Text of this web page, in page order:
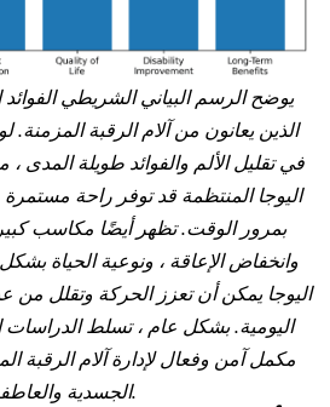
يوضح الرسم البياني الشريطي الفوائد
الذين يعانون من آلام الرقبة
في تقليل الألم والفوائد طويلة المدى
اليوجا المنتظمة قد توفر راحة
بمرور الوقت. تظهر أيضًا مكاسب
وانخفاض الإعاقة ، ونوعية الحياة
اليوجا يمكن أن تعزز الحركة وتقلل من
اليومية. بشكل عام ، تسلط الدراسات
مكمل آمن وفعال لإدارة آلام الرقبة
الجسدية والعاطفية.